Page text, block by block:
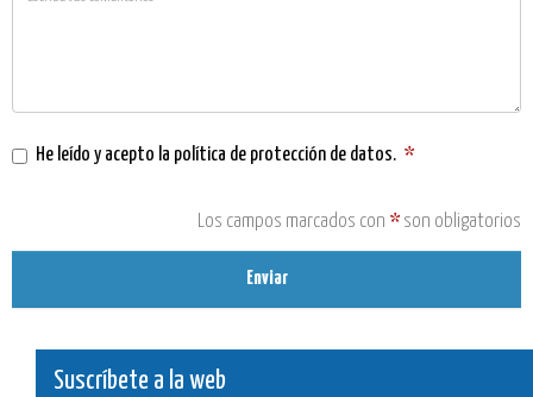
He leído y acepto la política de protección de datos. *
Los campos marcados con * son obligatorios
Enviar
Suscríbete a la web